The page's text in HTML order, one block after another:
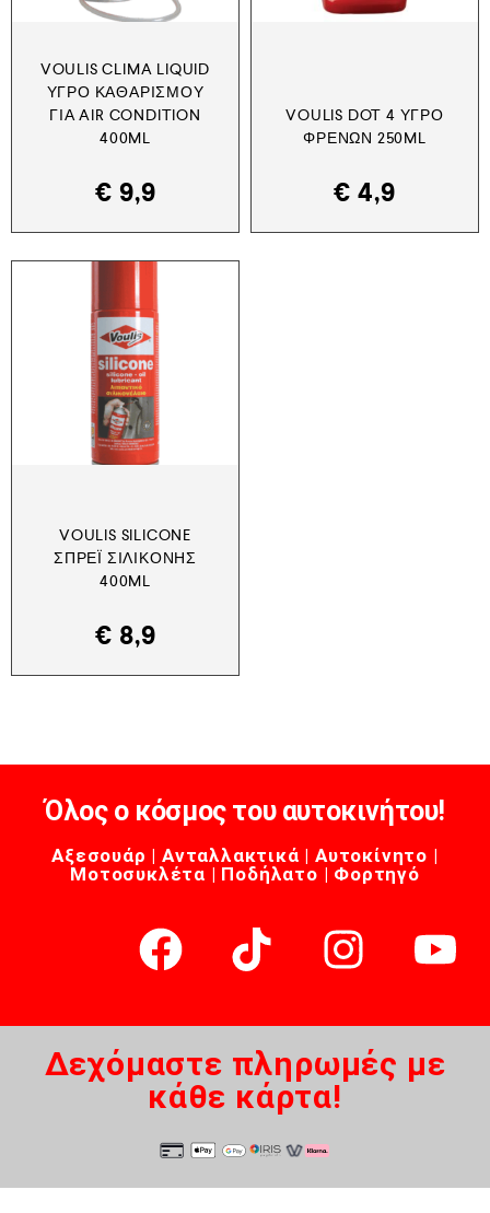
VOULIS CLIMA LIQUID
ΥΓΡΌ ΚΑΘΑΡΙΣΜΟΎ
ΓΙΑ AIR CONDITION
400ML
€ 9,9
VOULIS DOT 4 ΥΓΡΌ
ΦΡΈΝΩΝ 250ML
€ 4,9
VOULIS SILICONE
ΣΠΡΈΙ ΣΙΛΙΚΌΝΗΣ
400ML
€ 8,9
Όλος ο κόσμος του αυτοκινήτου!
Αξεσουάρ | Ανταλλακτικά | Αυτοκίνητο |
Μοτοσυκλέτα | Ποδήλατο | Φορτηγό
Δεχόμαστε πληρωμές με
κάθε κάρτα!